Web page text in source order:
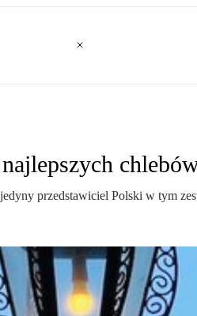
przedstawiciel Polski w tym